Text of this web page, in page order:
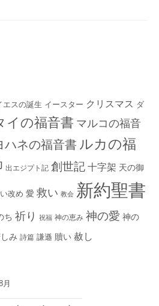
エスの誕生 イースター クリスマス ダ
イの福音書 マルコの福音
ハネの福音書 ルカの福
出エジプト記 創世記 十字架 天の御
改め 愛 救い 教会 新約聖書
ち 祈り 祝福 神の恵み 神の愛 神の
み 詩篇 謙遜 贖い 赦し